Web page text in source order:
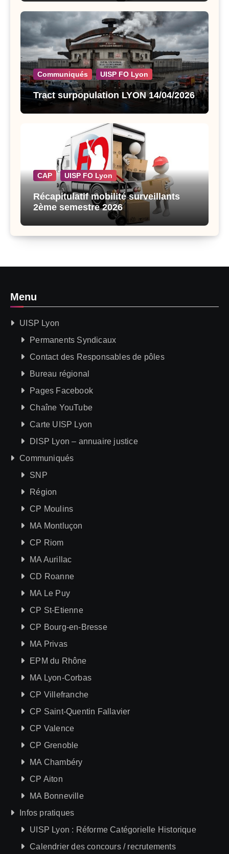
Communiqués UISP FO Lyon
Tract surpopulation LYON 14/04/2026
CAP UISP FO Lyon
Récapitulatif mobilité surveillants
2ème semestre 2026
Menu
UISP Lyon
Permanents Syndicaux
Contact des Responsables de pôles
Bureau régional
Pages Facebook
Chaîne YouTube
Carte UISP Lyon
DISP Lyon – annuaire justice
Communiqués
SNP
Région
CP Moulins
MA Montluçon
CP Riom
MA Aurillac
CD Roanne
MA Le Puy
CP St-Etienne
CP Bourg-en-Bresse
MA Privas
EPM du Rhône
MA Lyon-Corbas
CP Villefranche
CP Saint-Quentin Fallavier
CP Valence
CP Grenoble
MA Chambéry
CP Aiton
MA Bonneville
Infos pratiques
UISP Lyon : Réforme Catégorielle Historique
Calendrier des concours / recrutements